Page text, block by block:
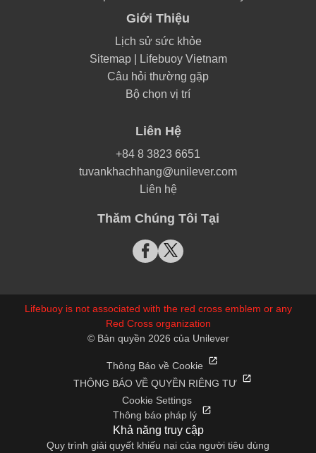
Giới Thiệu
Lịch sử sức khỏe
Sitemap | Lifebuoy Vietnam
Câu hỏi thường gặp
Bộ chọn vị trí
Liên Hệ
+84 8 3823 6651
tuvankhachhang@unilever.com
Liên hệ
Thăm Chúng Tôi Tại
Lifebuoy is not associated with the red cross emblem or any
Red Cross organization
© Bản quyền 2026 của Unilever
Thông Báo về Cookie
THÔNG BÁO VỀ QUYỀN RIÊNG TƯ
Cookie Settings
Thông báo pháp lý
Khả năng truy cập
Quy trình giải quyết khiếu nại của người tiêu dùng